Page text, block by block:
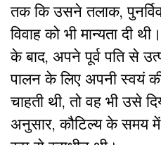
तक कि उसने तलाक,
विवाह को भी मान्यता दी
के बाद, अपने पूर्व पति से
पालन के लिए अपनी स्वयं
चाहती थी, तो वह भी उसे
अनुसार, कौटिल्य के समय में